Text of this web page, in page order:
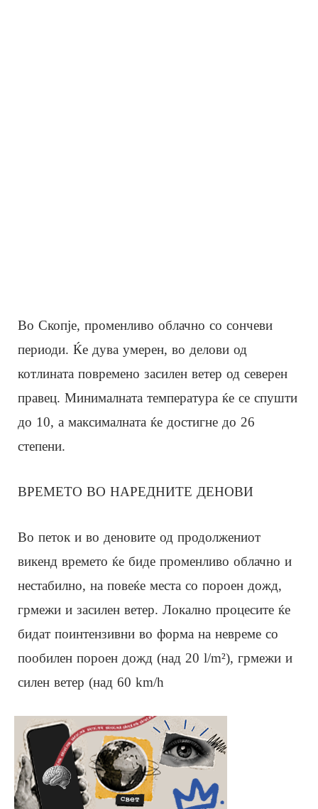
Во Скопје, променливо облачно со сончеви
периоди. Ќе дува умерен, во делови од
котлината повремено засилен ветер од северен
правец. Минималната температура ќе се спушти
до 10, а максималната ќе достигне до 26
степени.
ВРЕМЕТО ВО НАРЕДНИТЕ ДЕНОВИ
Во петок и во деновите од продолжениот
викенд времето ќе биде променливо облачно и
нестабилно, на повеќе места со пороен дожд,
грмежи и засилен ветер. Локално процесите ќе
бидат поинтензивни во форма на невреме со
пообилен пороен дожд (над 20 l/m²), грмежи и
силен ветер (над 60 km/h